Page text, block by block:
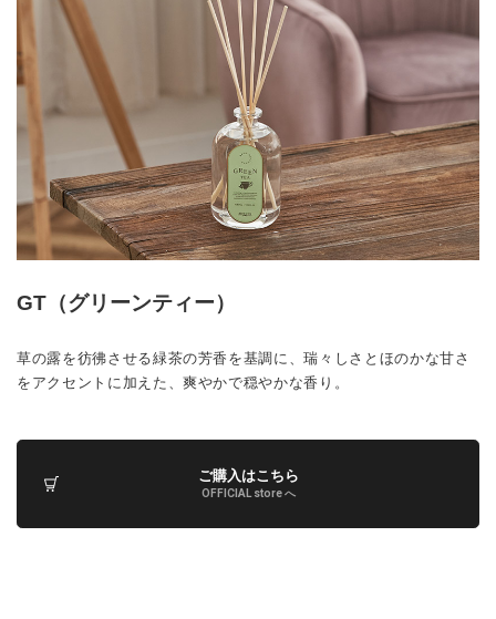
GT（グリーンティー）
草の露を彷彿させる緑茶の芳香を基調に、瑞々しさとほのかな甘さ
をアクセントに加えた、爽やかで穏やかな香り。
ご購入はこちら
OFFICIAL store へ